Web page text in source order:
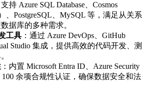
支持 Azure SQL Database、Cosmos
、PostgreSQL、MySQL 等，满足从关系
据库的多种需求。
工具 ：通过 Azure DevOps、GitHub
Studio 集成，提供高效的代码开发、测
：内置 Microsoft Entra ID、Azure Security
100 余项合规性认证，确保数据安全和法